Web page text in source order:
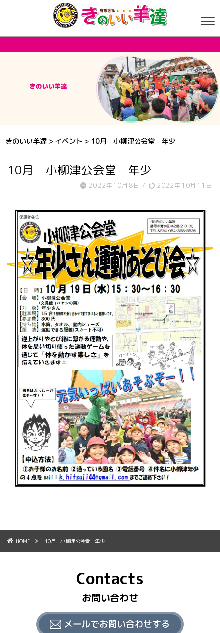
きのいい羊達 > イベント > 10月 小柳津公会堂 年少
10月 小柳津公会堂 年少
2022年10月8日 / 2022年10月11日
HOME 10月 小柳津公会堂 年少
Contacts
お問い合わせ